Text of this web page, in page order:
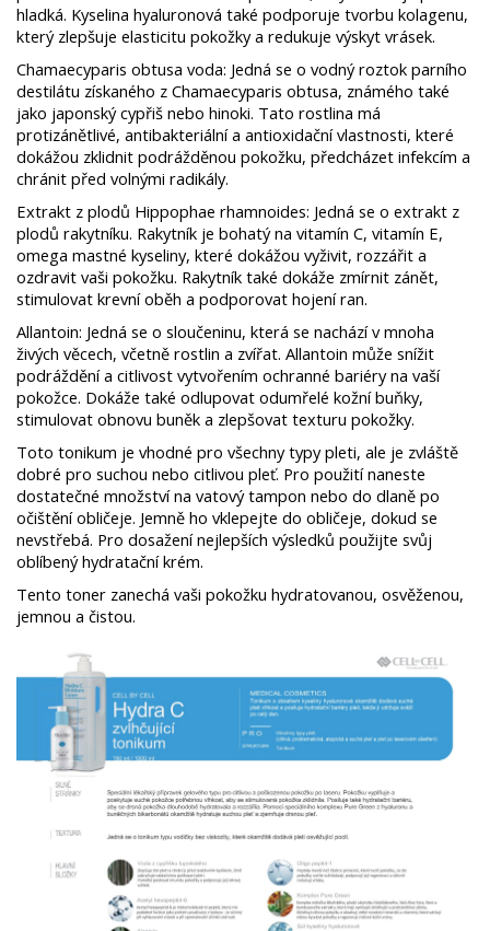
hladká. Kyselina hyaluronová také podporuje tvorbu kolagenu,
který zlepšuje elasticitu pokožky a redukuje výskyt vrásek.
Chamaecyparis obtusa voda: Jedná se o vodný roztok parního
destilátu získaného z Chamaecyparis obtusa, známého také
jako japonský cypřiš nebo hinoki. Tato rostlina má
protizánětlivé, antibakteriální a antioxidační vlastnosti, které
dokážou zklidnit podrážděnou pokožku, předcházet infekcím a
chránit před volnými radikály.
Extrakt z plodů Hippophae rhamnoides: Jedná se o extrakt z
plodů rakytníku. Rakytník je bohatý na vitamín C, vitamín E,
omega mastné kyseliny, které dokážou vyživit, rozzářit a
ozdravit vaši pokožku. Rakytník také dokáže zmírnit zánět,
stimulovat krevní oběh a podporovat hojení ran.
Allantoin: Jedná se o sloučeninu, která se nachází v mnoha
živých věcech, včetně rostlin a zvířat. Allantoin může snížit
podráždění a citlivost vytvořením ochranné bariéry na vaší
pokožce. Dokáže také odlupovat odumřelé kožní buňky,
stimulovat obnovu buněk a zlepšovat texturu pokožky.
Toto tonikum je vhodné pro všechny typy pleti, ale je zvláště
dobré pro suchou nebo citlivou pleť. Pro použití naneste
dostatečné množství na vatový tampon nebo do dlaně po
očištění obličeje. Jemně ho vklepejte do obličeje, dokud se
nevstřebá. Pro dosažení nejlepších výsledků použijte svůj
oblíbený hydratační krém.
Tento toner zanechá vaši pokožku hydratovanou, osvěženou,
jemnou a čistou.